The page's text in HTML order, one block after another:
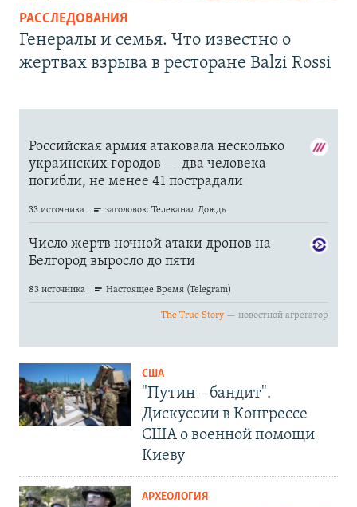
РАССЛЕДОВАНИЯ
Генералы и семья. Что известно о
жертвах взрыва в ресторане Balzi Rossi
США
"Путин – бандит".
Дискуссии в Конгрессе
США о военной помощи
Киеву
АРХЕОЛОГИЯ